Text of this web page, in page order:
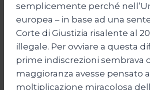
semplicemente perché
europea – in base ad una
Corte di Giustizia risalente al
illegale. Per ovviare a questa
prime indiscrezioni sembrava
maggioranza avesse pensato
moltiplicazione miracolosa